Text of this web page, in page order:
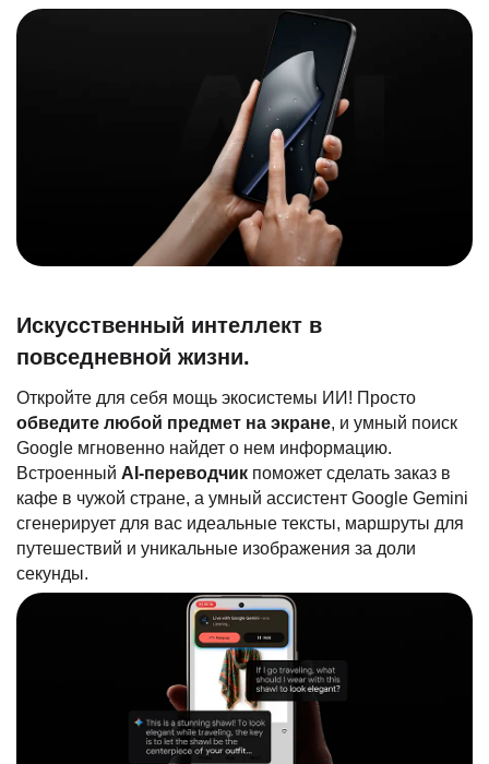
Искусственный интеллект в
повседневной жизни.
Откройте для себя мощь экосистемы ИИ! Просто
обведите любой предмет на экране, и умный поиск
Google мгновенно найдет о нем информацию.
Встроенный AI-переводчик поможет сделать заказ в
кафе в чужой стране, а умный ассистент Google Gemini
сгенерирует для вас идеальные тексты, маршруты для
путешествий и уникальные изображения за доли
секунды.